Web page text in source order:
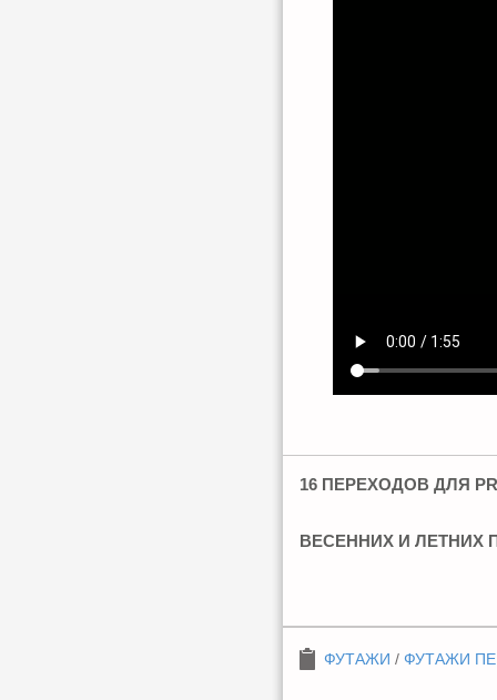
16 ПЕРЕХОДОВ ДЛЯ
ВЕСЕННИХ И ЛЕТНИХ
ФУТАЖИ / ФУТАЖИ